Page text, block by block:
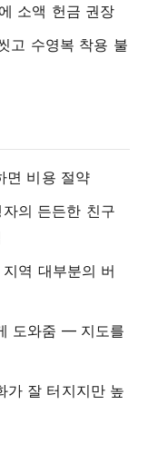
소액 헌금 권장
고 수영복 착용 불
면 비용 절약
의 든든한 친구
역 대부분의 버
도와줌 — 지도를
가 잘 터지지만 높